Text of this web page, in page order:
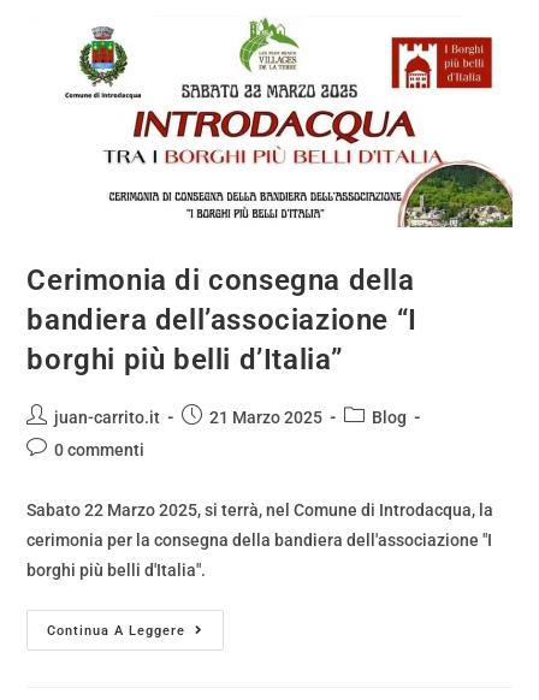
Cerimonia di consegna della
bandiera dell’associazione “I
borghi più belli d’Italia”
juan-carrito.it 21 Marzo 2025
Blog
0 commenti
Sabato 22 Marzo 2025, si terrà, nel Comune di Introdacqua, la
cerimonia per la consegna della bandiera dell'associazione "I
borghi più belli d'Italia".
Continua A Leggere